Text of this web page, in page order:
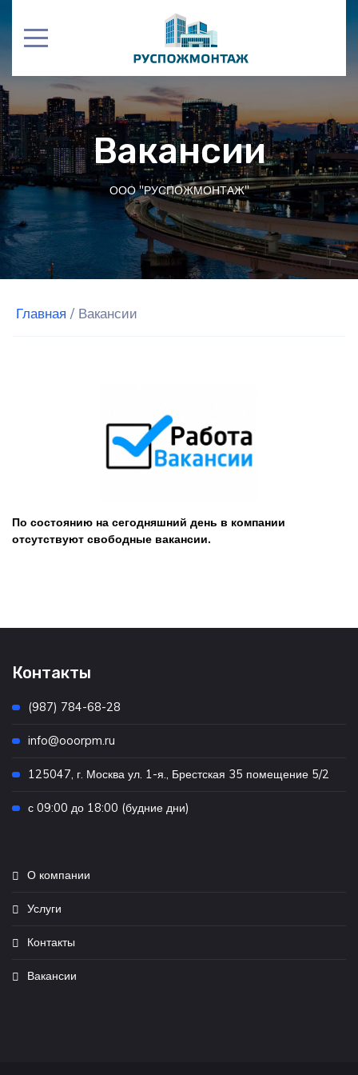
Вакансии
ООО "РУСПОЖМОНТАЖ"
Главная / Вакансии
По состоянию на сегодняшний день в компании
отсутствуют свободные вакансии.
Контакты
(987) 784-68-28
info@ooorpm.ru
125047, г. Москва ул. 1-я., Брестская 35 помещение 5/2
с 09:00 до 18:00 (будние дни)
О компании
Услуги
Контакты
Вакансии